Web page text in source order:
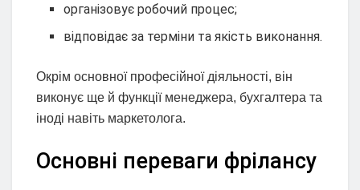
організовує робочий процес;
відповідає за терміни та якість виконання.
Окрім основної професійної діяльності, він
виконує ще й функції менеджера, бухгалтера та
іноді навіть маркетолога.
Основні переваги фрілансу